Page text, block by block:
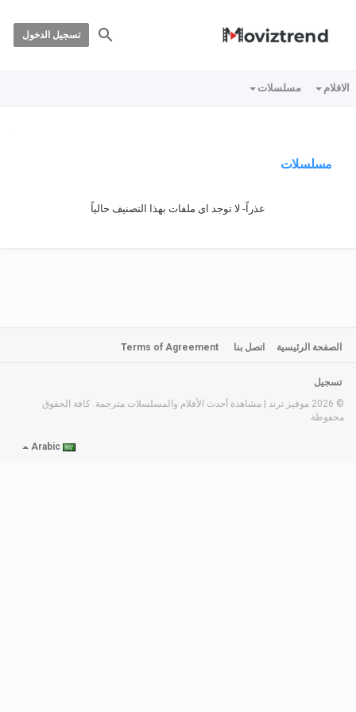
تسجيل الدخول
الافلام مسلسلات
مسلسلات
عذراً- لا توجد اى ملفات بهذا التصنيف حالياً
الصفحة الرئيسية اتصل بنا Terms of Agreement
تسجيل
© 2026 موفيز ترند | مشاهدة أحدث الأفلام والمسلسلات مترجمة. كافة الحقوق
محفوظة